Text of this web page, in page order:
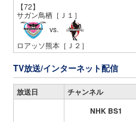
【72】
サガン鳥栖 ［Ｊ１］
vs.
ロアッソ熊本 ［Ｊ２］
TV放送/インターネット配信
放送日 チャンネル
NHK BS1